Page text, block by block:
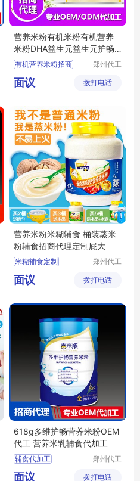
营养米粉有机米粉有机营养
米粉DHA益生元益生元护畅
胡萝卜多维招商
有机营养米粉招商
有机营养米粉代理
有机营养米粉批发
有机营养米粉加工
郑州代工
技有限公
面议 拨打电话
营养米粉米糊辅食 桶装蒸米
粉辅食招商代理定制屁大
米糊辅食定制
郑州代工
技有限公
面议 拨打电话
618g多维护畅营养米粉OEM
代工 营养米乳辅食代加工
辅食代加工
辅食OEM代工
郑州代工
技有限公
面议 拨打电话